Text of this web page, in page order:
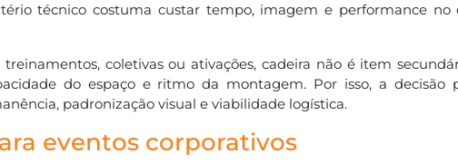
técnico costuma custar tempo, imagem e performance no
coletivas ou ativações, cadeira não é item
do espaço e ritmo da montagem. Por isso, a decisão
padronização visual e viabilidade logística.
eventos corporativos